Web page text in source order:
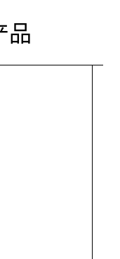
品